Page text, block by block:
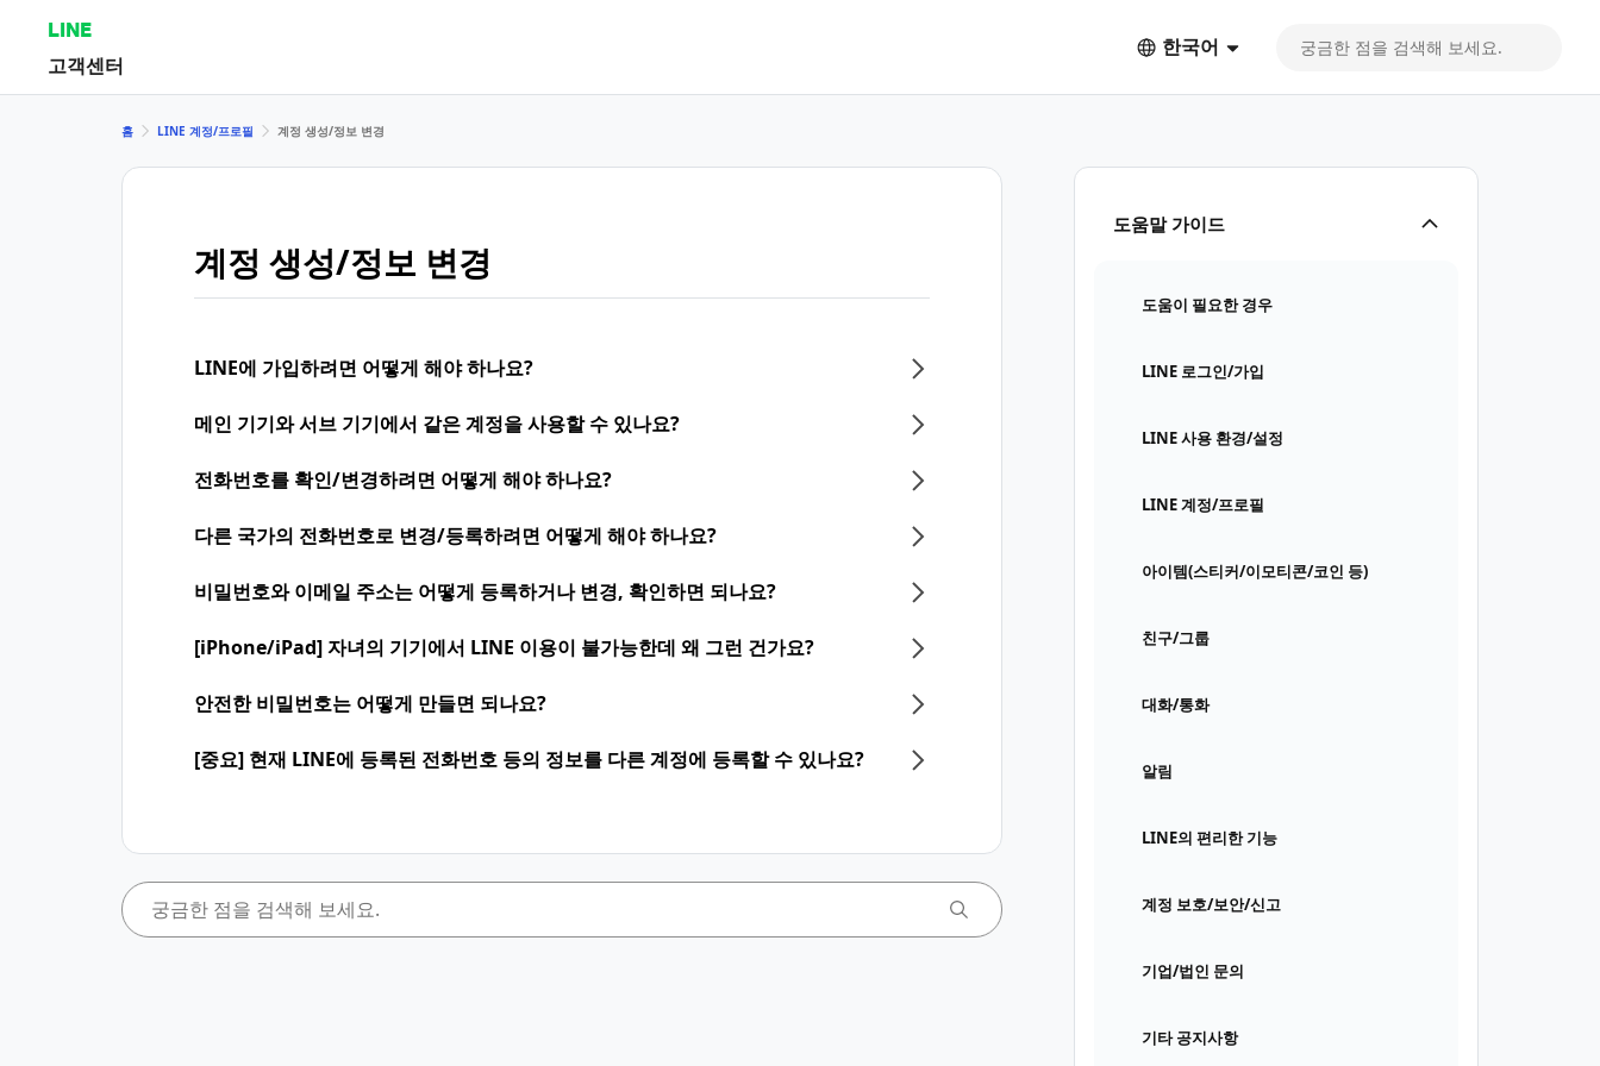
LINE
고객센터
한국어
도움말 가이드
도움이 필요한 경우
LINE 로그인/가입
LINE 사용 환경/설정
LINE 계정/프로필
아이템(스티커/이모티콘/코인 등)
친구/그룹
대화/통화
알림
LINE의 편리한 기능
계정 보호/보안/신고
기업/법인 문의
기타 공지사항
홈 LINE 계정/프로필 계정 생성/정보 변경
계정 생성/정보 변경
LINE에 가입하려면 어떻게 해야 하나요?
메인 기기와 서브 기기에서 같은 계정을 사용할 수 있나요?
전화번호를 확인/변경하려면 어떻게 해야 하나요?
다른 국가의 전화번호로 변경/등록하려면 어떻게 해야 하나요?
비밀번호와 이메일 주소는 어떻게 등록하거나 변경, 확인하면 되나요?
[iPhone/iPad] 자녀의 기기에서 LINE 이용이 불가능한데 왜 그런 건가요?
안전한 비밀번호는 어떻게 만들면 되나요?
[중요] 현재 LINE에 등록된 전화번호 등의 정보를 다른 계정에 등록할 수 있나요?